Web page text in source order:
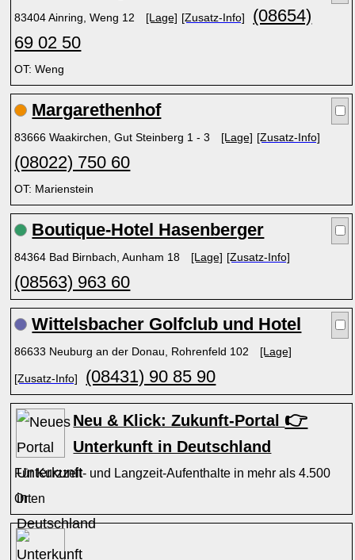
83404 Ainring, Weng 12 [Lage] [Zusatz-Info]
(08654)
69 02 50
OT: Weng
Margarethenhof
83666 Waakirchen, Gut Steinberg 1 - 3 [Lage] [Zusatz-Info]
(08022) 750 60
OT: Marienstein
Boutique-Hotel Hasenberger
84364 Bad Birnbach, Aunham 18 [Lage] [Zusatz-Info]
(08563) 963 60
Wittelsbacher Golfclub und Hotel
86633 Neuburg an der Donau, Rohrenfeld 102 [Lage]
[Zusatz-Info] (08431) 90 85 90
Neu & Klick: Zukunft-Portal 👉
Unterkunft in Deutschland
Für Kurzzeit- und Langzeit-Aufenthalte in mehr als 4.500
Orten